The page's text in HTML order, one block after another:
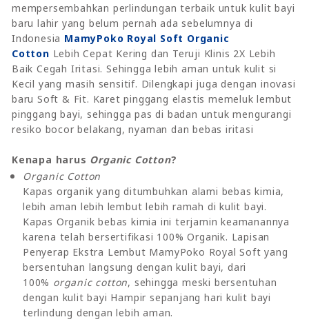
mempersembahkan perlindungan terbaik untuk kulit bayi
baru lahir yang belum pernah ada sebelumnya di
Indonesia MamyPoko Royal Soft Organic
Cotton Lebih Cepat Kering dan Teruji Klinis 2X Lebih
Baik Cegah Iritasi. Sehingga lebih aman untuk kulit si
Kecil yang masih sensitif. Dilengkapi juga dengan inovasi
baru Soft & Fit. Karet pinggang elastis memeluk lembut
pinggang bayi, sehingga pas di badan untuk mengurangi
resiko bocor belakang, nyaman dan bebas iritasi
Kenapa harus Organic Cotton?
Organic Cotton
Kapas organik yang ditumbuhkan alami bebas kimia,
lebih aman lebih lembut lebih ramah di kulit bayi.
Kapas Organik bebas kimia ini terjamin keamanannya
karena telah bersertifikasi 100% Organik. Lapisan
Penyerap Ekstra Lembut MamyPoko Royal Soft yang
bersentuhan langsung dengan kulit bayi, dari
100% organic cotton, sehingga meski bersentuhan
dengan kulit bayi Hampir sepanjang hari kulit bayi
terlindung dengan lebih aman.